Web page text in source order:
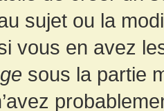
sujet ou la
vous en avez
sous la partie